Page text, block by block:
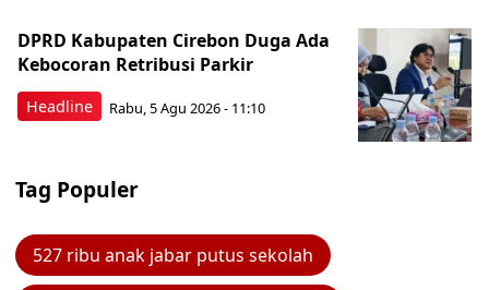
Headline
DPRD Kabupaten Cirebon Duga Ada
Kebocoran Retribusi Parkir
Rabu, 5 Agu 2026 - 11:10
Tag Populer
527 ribu anak jabar putus sekolah